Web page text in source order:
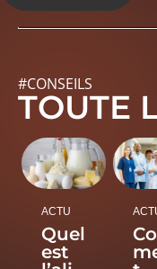
#CONSEILS
TOUTE
ACTU
Quel
est